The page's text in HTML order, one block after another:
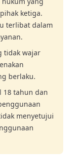
ketiga.
terlibat dalam
tidak wajar
berlaku.
18 tahun dan
menyetujui